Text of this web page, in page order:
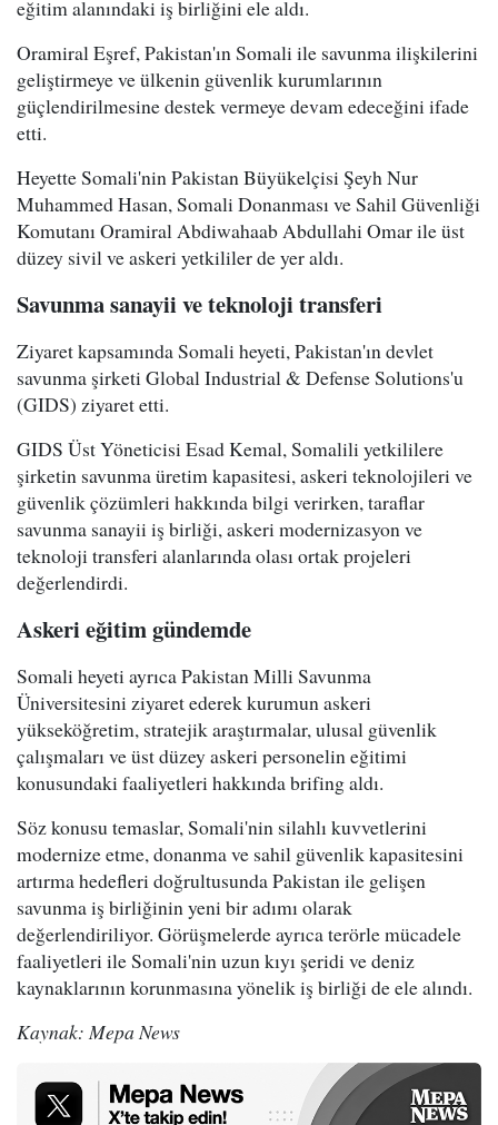
eğitim alanındaki iş birliğini ele aldı.
Oramiral Eşref, Pakistan'ın Somali ile savunma ilişkilerini
geliştirmeye ve ülkenin güvenlik kurumlarının
güçlendirilmesine destek vermeye devam edeceğini ifade
etti.
Heyette Somali'nin Pakistan Büyükelçisi Şeyh Nur
Muhammed Hasan, Somali Donanması ve Sahil Güvenliği
Komutanı Oramiral Abdiwahaab Abdullahi Omar ile üst
düzey sivil ve askeri yetkililer de yer aldı.
Savunma sanayii ve teknoloji transferi
Ziyaret kapsamında Somali heyeti, Pakistan'ın devlet
savunma şirketi Global Industrial & Defense Solutions'u
(GIDS) ziyaret etti.
GIDS Üst Yöneticisi Esad Kemal, Somalili yetkililere
şirketin savunma üretim kapasitesi, askeri teknolojileri ve
güvenlik çözümleri hakkında bilgi verirken, taraflar
savunma sanayii iş birliği, askeri modernizasyon ve
teknoloji transferi alanlarında olası ortak projeleri
değerlendirdi.
Askeri eğitim gündemde
Somali heyeti ayrıca Pakistan Milli Savunma
Üniversitesini ziyaret ederek kurumun askeri
yükseköğretim, stratejik araştırmalar, ulusal güvenlik
çalışmaları ve üst düzey askeri personelin eğitimi
konusundaki faaliyetleri hakkında brifing aldı.
Söz konusu temaslar, Somali'nin silahlı kuvvetlerini
modernize etme, donanma ve sahil güvenlik kapasitesini
artırma hedefleri doğrultusunda Pakistan ile gelişen
savunma iş birliğinin yeni bir adımı olarak
değerlendiriliyor. Görüşmelerde ayrıca terörle mücadele
faaliyetleri ile Somali'nin uzun kıyı şeridi ve deniz
kaynaklarının korunmasına yönelik iş birliği de ele alındı.
Kaynak: Mepa News